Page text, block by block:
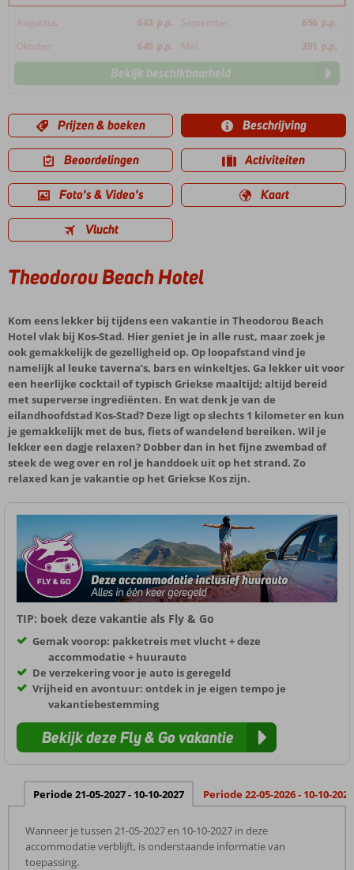
Augustus 643 p.p. September 656 p.p.
Oktober
649 p.p. Mei 391 p.p.
Bekijk beschikbaarheid
Prijzen & boeken Beschrijving
Beoordelingen Activiteiten
Foto's & Video's Kaart
Vlucht
Theodorou Beach Hotel
Kom eens lekker bij tijdens een vakantie in Theodorou Beach
Hotel vlak bij Kos-Stad. Hier geniet je in alle rust, maar zoek je
ook gemakkelijk de gezelligheid op. Op loopafstand vind je
namelijk al leuke taverna’s, bars en winkeltjes. Ga lekker uit voor
een heerlijke cocktail of typisch Griekse maaltijd; altijd bereid
met superverse ingrediënten. En wat denk je van de
eilandhoofdstad Kos-Stad? Deze ligt op slechts 1 kilometer en kun
je gemakkelijk met de bus, fiets of wandelend bereiken. Wil je
lekker een dagje relaxen? Dobber dan in het fijne zwembad of
steek de weg over en rol je handdoek uit op het strand. Zo
relaxed kan je vakantie op het Griekse Kos zijn.
TIP: boek deze vakantie als Fly & Go
Gemak voorop: pakketreis met vlucht + deze
accommodatie + huurauto
De verzekering voor je auto is geregeld
Vrijheid en avontuur: ontdek in je eigen tempo je
vakantiebestemming
Bekijk deze Fly & Go vakantie
Periode 21-05-2027 - 10-10-2027 Periode 22-05-2026 - 10-10-2026
Wanneer je tussen 21-05-2027 en 10-10-2027 in deze
accommodatie verblijft, is onderstaande informatie van
toepassing.